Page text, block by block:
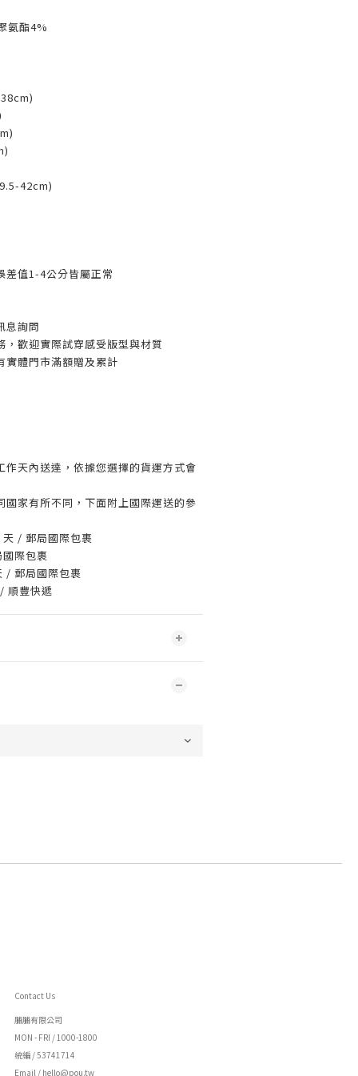
氨酯4%
42cm)
差值1-4公分皆屬正常
息詢問
，歡迎實際試穿感受版型與材質
實體門市滿額贈及累計
作天內送達，依據您選擇的貨運方式會
國家有所不同，下面附上國際運送的參
/ 郵局國際包裹
際包裹
/ 郵局國際包裹
順豐快遞
Contact Us
脯脯有限公司
MON - FRI / 1000-1800
統編 / 53741714
Email / hello@pou.tw